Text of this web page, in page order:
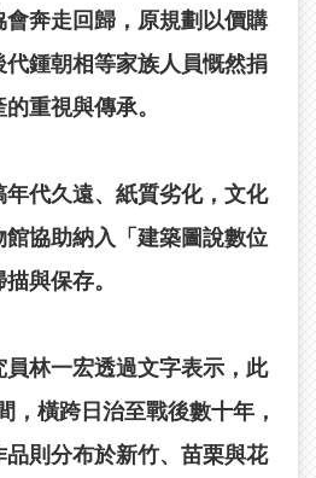
奔走回歸，原規劃以價購
鍾朝相等家族人員慨然捐
重視與傳承。
代久遠、紙質劣化，文化
協助納入「建築圖說數位
與保存。
林一宏透過文字表示，此
，橫跨日治至戰後數十年，
則分布於新竹、苗栗與花